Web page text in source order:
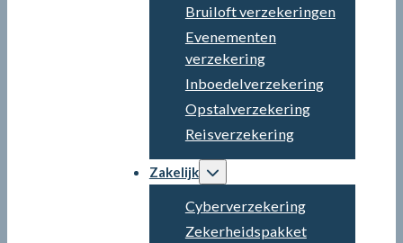
Bruiloft verzekeringen
Evenementen
verzekering
Inboedelverzekering
Opstalverzekering
Reisverzekering
Zakelijk
Cyberverzekering
Zekerheidspakket